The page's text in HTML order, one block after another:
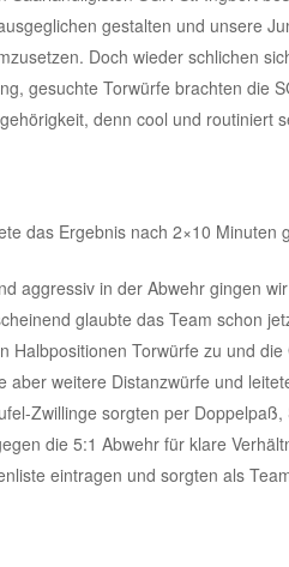
gestalten und unsere
Doch wieder schlichen
gesuchte Torwürfe brachten die
denn cool und routiniert
das Ergebnis nach 2×10 Minuten
aggressiv in der Abwehr gingen
glaubte das Team schon
Halbpositionen Torwürfe zu und
aber weitere Distanzwürfe und
Zwillinge sorgten per
die 5:1 Abwehr für klare
eintragen und sorgten als